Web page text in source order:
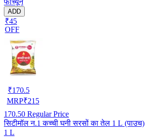
ADD
₹45
OFF
₹170.5
MRP₹215
170.50 Regular Price
सिटीमॉल न.1 कच्ची घनी सरसों का तेल 1 L (पाउच)
1 L